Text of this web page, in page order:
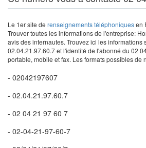
Le 1er site de renseignements téléphoniquesen
Trouver toutes les informations de l'entreprise:
avis des internautes. Trouvez ici les informations
02.04.21.97.60.7 et l'identité de l'abonné du 02
portable, mobile et fax. Les formats possibles de
- 02042197607
- 02.04.21.97.60.7
- 02 04 21 97 60 7
- 02-04-21-97-60-7